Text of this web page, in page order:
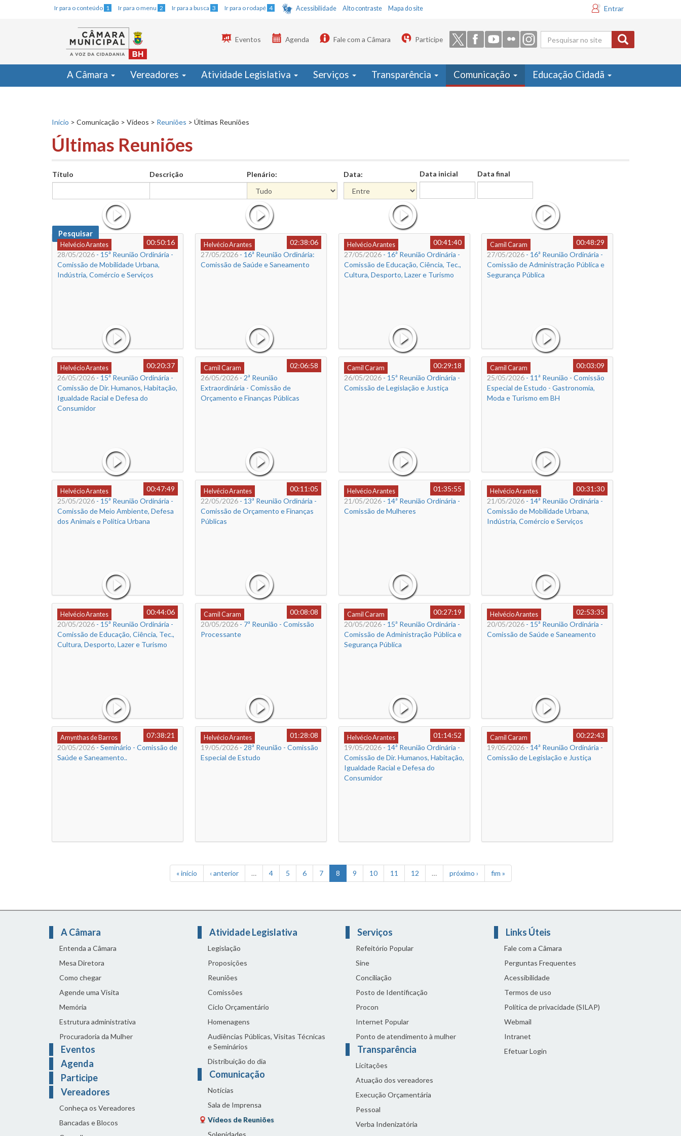
Ir para o conteúdo 1 Ir para o menu 2 Ir para a busca 3 Ir para o rodapé 4 Acessibilidade Alto contraste Mapa do site Entrar
Formulário
de busca
Eventos Agenda Fale com a Câmara Participe
A Câmara Vereadores Atividade Legislativa Serviços Transparência Comunicação Educação Cidadã
Início > Comunicação > Vídeos > Reuniões > Últimas Reuniões
Últimas Reuniões
Título Descrição Plenário: Data: Data inicial Data final
Pesquisar
Helvécio Arantes
00:50:16
28/05/2026 - 15ª Reunião Ordinária -
Comissão de Mobilidade Urbana,
Indústria, Comércio e Serviços
Helvécio Arantes
02:38:06
27/05/2026- 16ª Reunião Ordinária:
Comissão de Saúde e Saneamento
Helvécio Arantes
00:41:40
27/05/2026- 16ª Reunião Ordinária -
Comissão de Educação, Ciência, Tec.,
Cultura, Desporto, Lazer e Turismo
Camil Caram
00:48:29
27/05/2026 - 16ª Reunião Ordinária -
Comissão de Administração Pública e
Segurança Pública
Helvécio Arantes
00:20:37
26/05/2026 - 15ª Reunião Ordinária -
Comissão de Dir. Humanos, Habitação,
Igualdade Racial e Defesa do
Consumidor
Camil Caram
02:06:58
26/05/2026- 2ª Reunião
Extraordinária - Comissão de
Orçamento e Finanças Públicas
Camil Caram
00:29:18
26/05/2026- 15ª Reunião Ordinária -
Comissão de Legislação e Justiça
Camil Caram
00:03:09
25/05/2026 - 11ª Reunião - Comissão
Especial de Estudo - Gastronomia,
Moda e Turismo em BH
Helvécio Arantes
00:47:49
25/05/2026 - 15ª Reunião Ordinária -
Comissão de Meio Ambiente, Defesa
dos Animais e Política Urbana
Helvécio Arantes
00:11:05
22/05/2026- 13ª Reunião Ordinária -
Comissão de Orçamento e Finanças
Públicas
Helvécio Arantes
01:35:55
21/05/2026- 14ª Reunião Ordinária -
Comissão de Mulheres
Helvécio Arantes
00:31:30
21/05/2026 - 14ª Reunião Ordinária -
Comissão de Mobilidade Urbana,
Indústria, Comércio e Serviços
Helvécio Arantes
00:44:06
20/05/2026 - 15ª Reunião Ordinária -
Comissão de Educação, Ciência, Tec.,
Cultura, Desporto, Lazer e Turismo
Camil Caram
00:08:08
20/05/2026- 7ª Reunião - Comissão
Processante
Camil Caram
00:27:19
20/05/2026- 15ª Reunião Ordinária -
Comissão de Administração Pública e
Segurança Pública
Helvécio Arantes
02:53:35
20/05/2026 - 15ª Reunião Ordinária -
Comissão de Saúde e Saneamento
Amynthas de Barros
07:38:21
20/05/2026 - Seminário - Comissão de
Saúde e Saneamento..
Helvécio Arantes
01:28:08
19/05/2026- 28ª Reunião - Comissão
Especial de Estudo
Helvécio Arantes
01:14:52
19/05/2026- 14ª Reunião Ordinária -
Comissão de Dir. Humanos, Habitação,
Igualdade Racial e Defesa do
Consumidor
Camil Caram
00:22:43
19/05/2026 - 14ª Reunião Ordinária -
Comissão de Legislação e Justiça
« início ‹ anterior … 4 5 6 7 8 9 10 11 12 … próximo › fim »
A Câmara
Entenda a Câmara
Mesa Diretora
Como chegar
Agende uma Visita
Memória
Estrutura administrativa
Procuradoria da Mulher
Eventos
Agenda
Participe
Vereadores
Conheça os Vereadores
Bancadas e Blocos
Atividade Legislativa
Legislação
Proposições
Reuniões
Comissões
Ciclo Orçamentário
Homenagens
Audiências Públicas, Visitas Técnicas
e Seminários
Distribuição do dia
Comunicação
Notícias
Sala de Imprensa
Vídeos de Reuniões
Solenidades
Serviços
Refeitório Popular
Sine
Conciliação
Posto de Identificação
Procon
Internet Popular
Ponto de atendimento à mulher
Transparência
Licitações
Atuação dos vereadores
Execução Orçamentária
Pessoal
Verba Indenizatória
Links Úteis
Fale com a Câmara
Perguntas Frequentes
Acessibilidade
Termos de uso
Política de privacidade (SILAP)
Webmail
Intranet
Efetuar Login